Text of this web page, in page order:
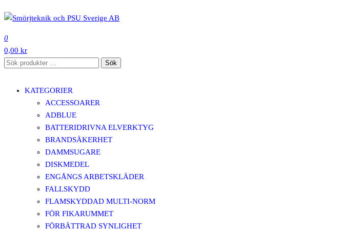
till
innehåll
0
0,00 kr
Sök
Sök
KATEGORIER
ACCESSOARER
ADBLUE
BATTERIDRIVNA ELVERKTYG
BRANDSÄKERHET
DAMMSUGARE
DISKMEDEL
ENGÅNGS ARBETSKLÄDER
FALLSKYDD
FLAMSKYDDAD MULTI-NORM
FÖR FIKARUMMET
FÖRBÄTTRAD SYNLIGHET